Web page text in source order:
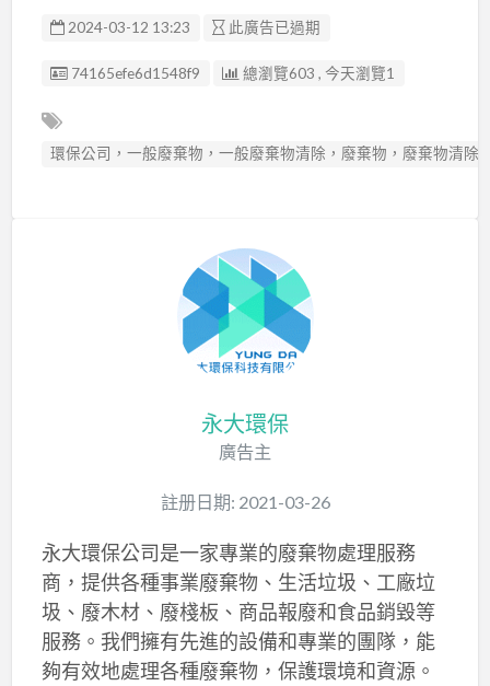
2024-03-12 13:23 此廣告已過期
廣告编號
74165efe6d1548f9 總瀏覽603 , 今天瀏覽1
環保公司，一般廢棄物，一般廢棄物清除，廢棄物，廢棄物清除
永大環保
廣告主
註册日期: 2021-03-26
永大環保公司是一家專業的廢棄物處理服務
商，提供各種事業廢棄物、生活垃圾、工廠垃
圾、廢木材、廢棧板、商品報廢和食品銷毀等
服務。我們擁有先進的設備和專業的團隊，能
夠有效地處理各種廢棄物，保護環境和資源。